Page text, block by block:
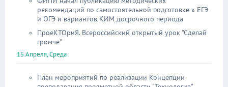
рекомендаций по самостоятельной подготовке к ЕГЭ
и ОГЭ и вариантов КИМ досрочного периода
ПроеКТОриЯ. Всероссийский открытый урок "Сделай
громче"
15 Апреля, Среда
План мероприятий по реализации Концепции